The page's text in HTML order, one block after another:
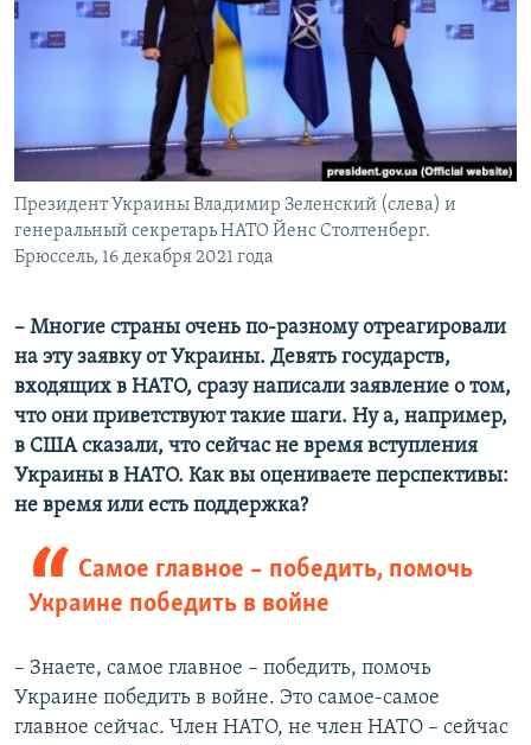
Президент Украины Владимир Зеленский (слева) и
генеральный секретарь НАТО Йенс Столтенберг.
Брюссель, 16 декабря 2021 года
– Многие страны очень по-разному отреагировали
на эту заявку от Украины. Девять государств,
входящих в НАТО, сразу написали заявление о том,
что они приветствуют такие шаги. Ну а, например,
в США сказали, что сейчас не время вступления
Украины в НАТО. Как вы оцениваете перспективы:
не время или есть поддержка?
Самое главное – победить, помочь
Украине победить в войне
– Знаете, самое главное – победить, помочь
Украине победить в войне. Это самое-самое
главное сейчас. Член НАТО, не член НАТО – сейчас